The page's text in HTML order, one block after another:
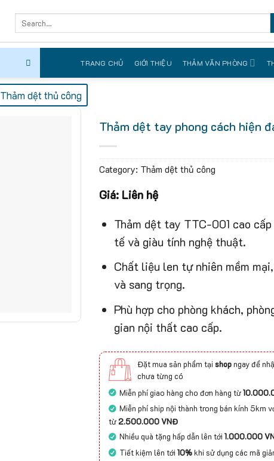
for:
TRANG CHỦ GIỚI THIỆU THẢM VĂN PHÒNG
Thảm dệt thủ công
Thảm dệt tay phong cách hiện
Category: Thảm dệt thủ công
Giá: Liên hệ
Thảm dệt tay TTC-001 cao
tế và giàu tính nghệ thuật.
Chất liệu len tự nhiên mềm
và sang trọng.
Phù hợp cho phòng khách,
gian nội thất cao cấp.
Đặt mua sản phẩm tại shopngay để
chưa từng có
Miễn phí giao hàng cho đơn hàng từ
Miễn phí ship nội thành trong bán kính 5km
từ2.500.000 VNĐ
Nhiều quà tặng hấp dẫn lên tới 1.000.000
Tiết kiệm lên tới 10%khi sử dụng các mã